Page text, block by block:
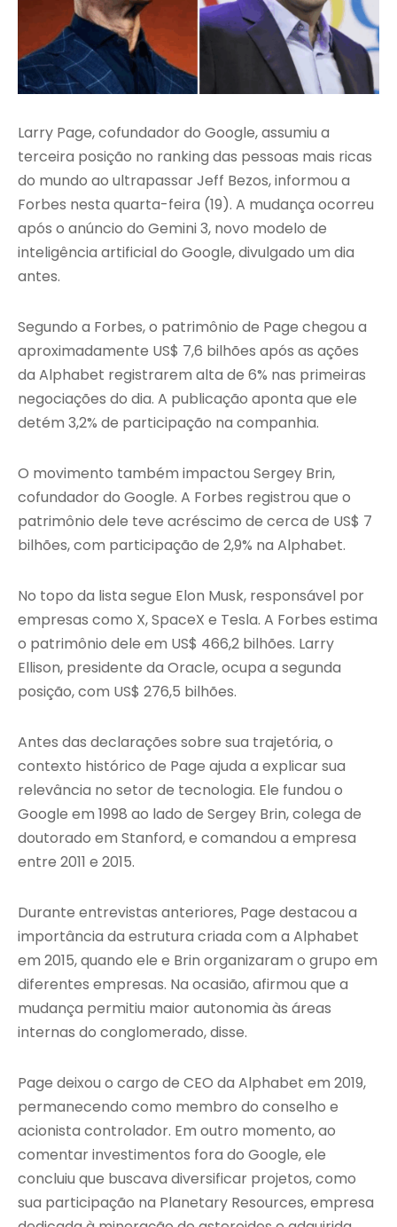
Larry Page, cofundador do Google, assumiu a
terceira posição no ranking das pessoas mais ricas
do mundo ao ultrapassar Jeff Bezos, informou a
Forbes nesta quarta-feira (19). A mudança ocorreu
após o anúncio do Gemini 3, novo modelo de
inteligência artificial do Google, divulgado um dia
antes.
Segundo a Forbes, o patrimônio de Page chegou a
aproximadamente US$ 7,6 bilhões após as ações
da Alphabet registrarem alta de 6% nas primeiras
negociações do dia. A publicação aponta que ele
detém 3,2% de participação na companhia.
O movimento também impactou Sergey Brin,
cofundador do Google. A Forbes registrou que o
patrimônio dele teve acréscimo de cerca de US$ 7
bilhões, com participação de 2,9% na Alphabet.
No topo da lista segue Elon Musk, responsável por
empresas como X, SpaceX e Tesla. A Forbes estima
o patrimônio dele em US$ 466,2 bilhões. Larry
Ellison, presidente da Oracle, ocupa a segunda
posição, com US$ 276,5 bilhões.
Antes das declarações sobre sua trajetória, o
contexto histórico de Page ajuda a explicar sua
relevância no setor de tecnologia. Ele fundou o
Google em 1998 ao lado de Sergey Brin, colega de
doutorado em Stanford, e comandou a empresa
entre 2011 e 2015.
Durante entrevistas anteriores, Page destacou a
importância da estrutura criada com a Alphabet
em 2015, quando ele e Brin organizaram o grupo em
diferentes empresas. Na ocasião, afirmou que a
mudança permitiu maior autonomia às áreas
internas do conglomerado, disse.
Page deixou o cargo de CEO da Alphabet em 2019,
permanecendo como membro do conselho e
acionista controlador. Em outro momento, ao
comentar investimentos fora do Google, ele
concluiu que buscava diversificar projetos, como
sua participação na Planetary Resources, empresa